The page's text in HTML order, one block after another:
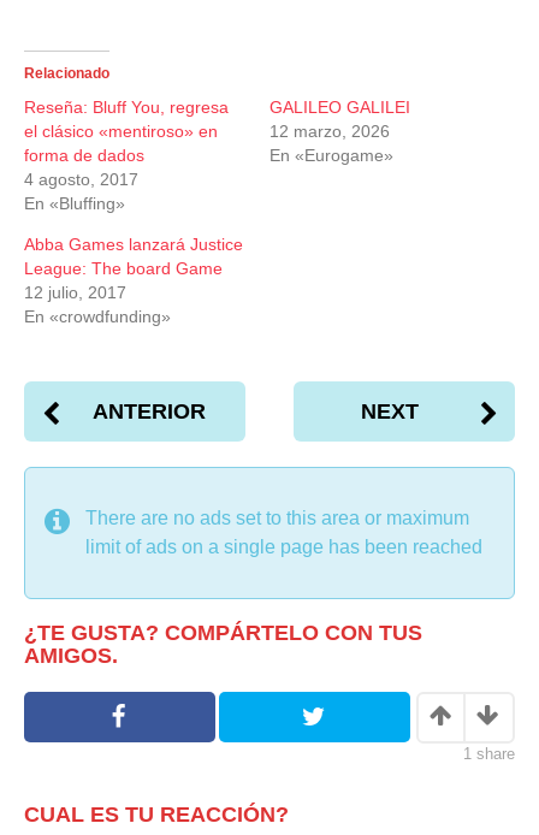
i
c
p
a
r
a
c
o
m
p
a
t
r
e
n
T
t
S
a
e
e
a
e
n
t
n
u
a
a
c
o
m
p
t
r
F
b
o
k
(
e
r
e
n
v
e
a
n
)
Relacionado
Reseña: Bluff You, regresa
el clásico «mentiroso» en
forma de dados
4 agosto, 2017
En «Bluffing»
GALILEO GALILEI
12 marzo, 2026
En «Eurogame»
Abba Games lanzará Justice
League: The board Game
12 julio, 2017
En «crowdfunding»
ANTERIOR NEXT
There are no ads set to this area or maximum
limit of ads on a single page has been reached
¿TE GUSTA? COMPÁRTELO CON TUS
AMIGOS.
1 share
CUAL ES TU REACCIÓN?